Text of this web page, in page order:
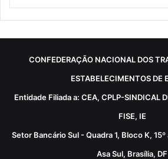
CONFEDERAÇÃO NACIONAL DOS
ESTABELECIMENTOS DE
Entidade Filiada a: CEA, CPLP-SINDICAL
FISE, IE
Setor Bancário Sul - Quadra 1, Bloco K,
Asa Sul, Brasília, DF